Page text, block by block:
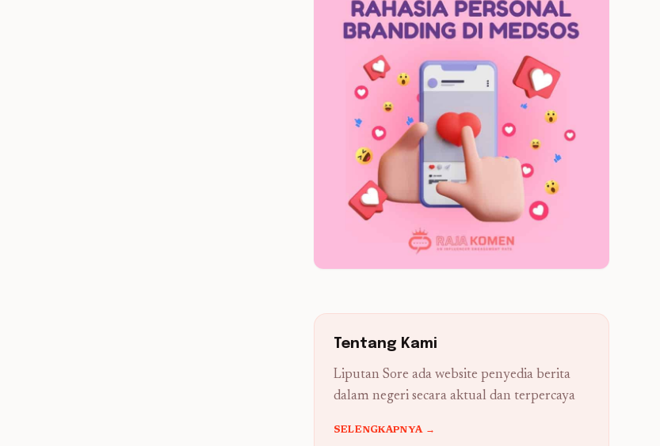
Tentang Kami
Liputan Sore ada website penyedia berita
dalam negeri secara aktual dan terpercaya
SELENGKAPNYA →